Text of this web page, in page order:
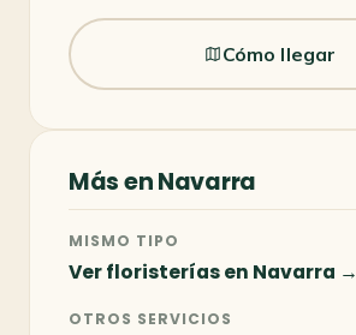
Cómo llegar
Más en Navarra
MISMO TIPO
Ver floristerías en Navarra →
OTROS SERVICIOS